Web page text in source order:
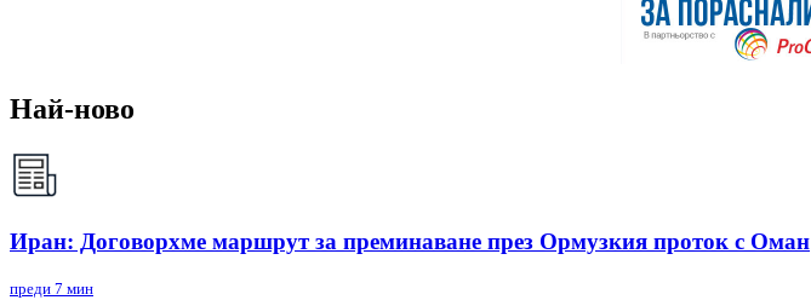
Най-ново
Иран: Договорхме маршрут за преминаване през Ормузкия проток с Оман
преди 7 мин